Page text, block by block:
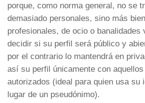
porque, como norma general, no se
demasiado personales, sino más
profesionales, de ocio o banalidades
decidir si su perfil será público y
por el contrario lo mantendrá en
así su perfil únicamente con aquellos
autorizados (ideal para quien usa su
lugar de un pseudónimo).